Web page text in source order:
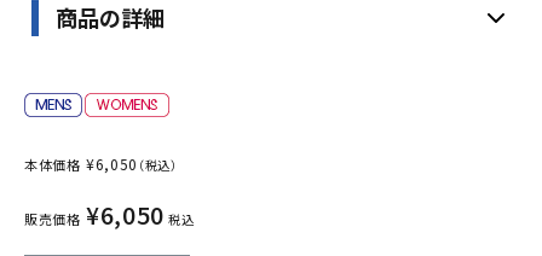
商品の詳細
本体価格 ¥6,050 （税込）
販売価格 ¥6,050 税込